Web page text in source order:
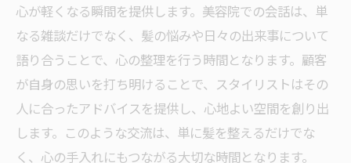
心が軽くなる瞬間を提供します。美容院での会話は、単
なる雑談だけでなく、髪の悩みや日々の出来事について
語り合うことで、心の整理を行う時間となります。顧客
が自身の思いを打ち明けることで、スタイリストはその
人に合ったアドバイスを提供し、心地よい空間を創り出
します。このような交流は、単に髪を整えるだけでな
く、心の手入れにもつながる大切な時間となります。